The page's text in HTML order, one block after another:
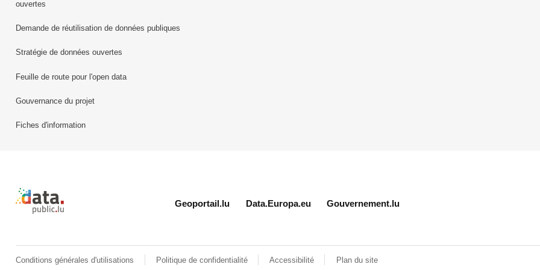
ouvertes
Demande de réutilisation de données publiques
Stratégie de données ouvertes
Feuille de route pour l'open data
Gouvernance du projet
Fiches d'information
Retour à l'accueil de data.public.lu
Geoportail.lu Data.Europa.eu Gouvernement.lu
Conditions générales d'utilisations Politique de confidentialité Accessibilité Plan du site